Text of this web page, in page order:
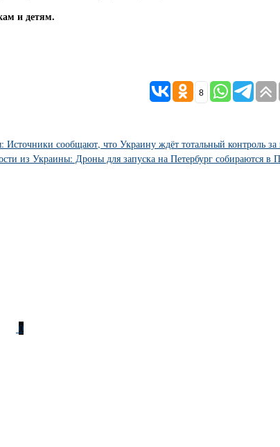
и детям.
8
Источники сообщают, что Украину ждёт тотальный контроль за
из Украины: Дроны для запуска на Петербург собираются в
0